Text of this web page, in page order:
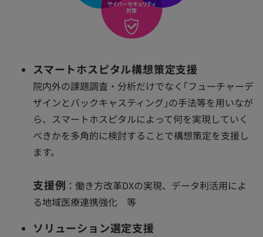
スマートホスピタル構想策定支援
院内外の課題調査・分析だけでなく｢フューチャーデ
ザインとバックキャスティング｣の手法等を用いなが
ら、スマートホスピタルによって何を実現していく
べきかを多角的に検討することで構想策定を支援し
ます。
支援例 ：働き方改革DXの実現、データ利活用によ
る地域医療連携強化 等
ソリューション選定支援